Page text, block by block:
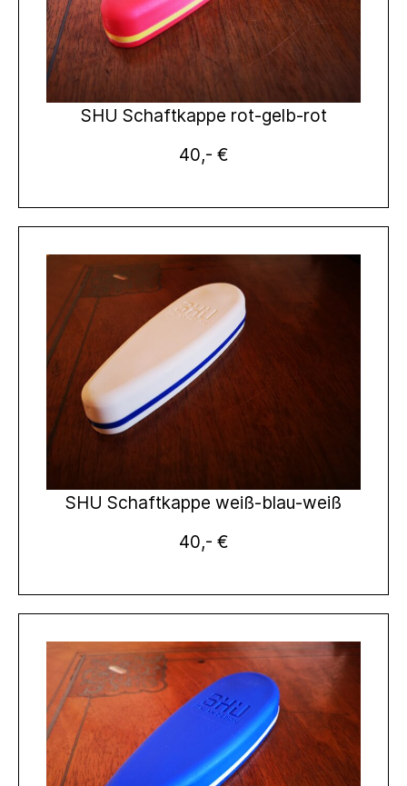
SHU Schaftkappe rot-gelb-rot
40,- €
SHU Schaftkappe weiß-blau-weiß
40,- €